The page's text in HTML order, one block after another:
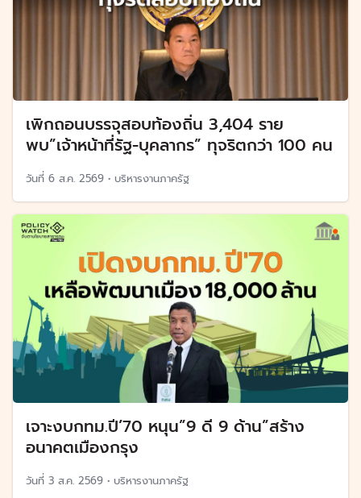
เพิกถอนบรรจุสอบท้องถิ่น 3,404 ราย
พบ”เจ้าหน้าที่รัฐ-บุคลากร” ทุจริตกว่า 100 คน
วันที่ 6 ส.ค. 2569 • บริหารงานภาครัฐ
เจาะงบกทม.ปี’70 หนุน”9 ดี 9 ด้าน”สร้าง
อนาคตเมืองกรุง
วันที่ 3 ส.ค. 2569 • บริหารงานภาครัฐ